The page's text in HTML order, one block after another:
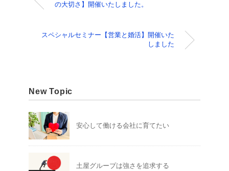
の大切さ】開催いたしました。
スペシャルセミナー【営業と婚活】開催いた
しました
New Topic
安心して働ける会社に育てたい
土屋グループは強さを追求する